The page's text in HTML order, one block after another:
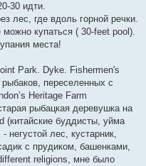
30 идти.
лес, где вдоль горной речки.
купаться ( 30-feet pool).
места!
Park. Dyke. Fishermen's
переселенных с
Heritage Farm
рыбацкая деревушка на
(китайские буддисты, уйма
негустой лес, кустарник,
с прудиком, башенками,
religions, мне было